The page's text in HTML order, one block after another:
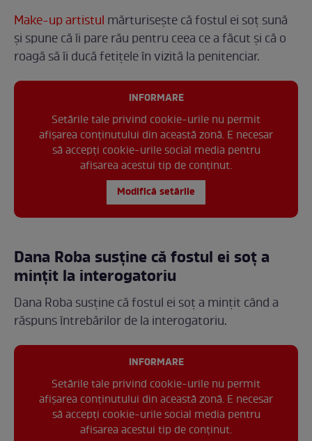
Make-up artistul mărturisește că fostul ei soț sună
și spune că îi pare rău pentru ceea ce a făcut și că o
roagă să îi ducă fetițele în vizită la penitenciar.
INFORMARE
Setările tale privind cookie-urile nu permit
afișarea conținutului din această zonă. E necesar
să accepți cookie-urile social media pentru
afisarea acestui tip de conținut.
Modifică setările
Dana Roba susține că fostul ei soț a
mințit la interogatoriu
Dana Roba susține că fostul ei soț a mințit când a
răspuns întrebărilor de la interogatoriu.
INFORMARE
Setările tale privind cookie-urile nu permit
afișarea conținutului din această zonă. E necesar
să accepți cookie-urile social media pentru
afisarea acestui tip de conținut.